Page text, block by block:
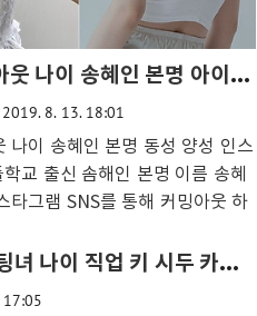
솜해인 커밍아웃 나이 송혜인 본명 아이돌학교 동성 양성 여자친구 인스타
2019. 8. 13. 18:01
나이 송혜인 본명 동성 양성 인스
교 출신 솜해인 본명 이름 송혜
타그램 SNS를 통해 커밍아웃 하
나이는 1996년 11월 27일 생연애의맛 조희경 천명훈 소개팅녀 나이 직업 키 시두 카페 집안 인스타
17:05